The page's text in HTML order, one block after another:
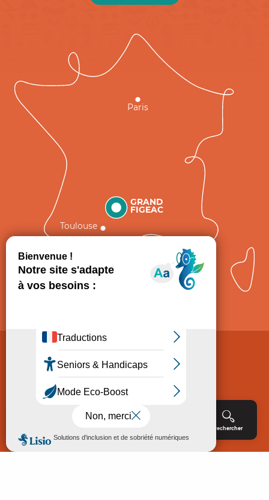
Rechercher
GRAND
FIGEAC
Toulouse
Paris
Politique de Protection des données
Accessibilité : non conforme